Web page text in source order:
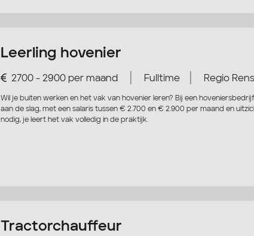
Leerling hovenier
2700 - 2900 per maand Fulltime Regio
Wil je buiten werken en het vak van hovenier leren? Bij een
aan de slag, met een salaris tussen € 2.700 en € 2.900 per maand en
nodig, je leert het vak volledig in de praktijk.
Tractorchauffeur